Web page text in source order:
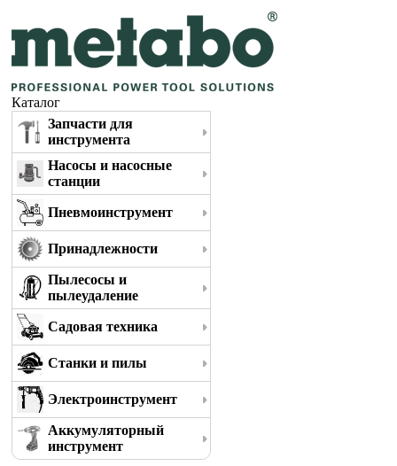
Каталог
Запчасти для
инструмента
Насосы и насосные
станции
Пневмоинструмент
Принадлежности
Пылесосы и
пылеудаление
Садовая техника
Станки и пилы
Электроинструмент
Аккумуляторный
инструмент